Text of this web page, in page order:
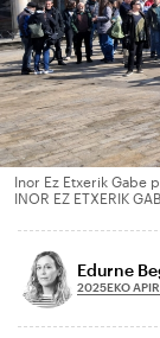
Inor Ez Etxerik Gabe
INOR EZ ETXERIK
Edurne
2025EKO